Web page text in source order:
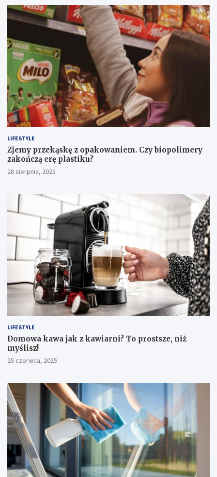
LIFESTYLE
Zjemy przekąskę z opakowaniem. Czy biopolimery
zakończą erę plastiku?
28 sierpnia, 2025
LIFESTYLE
​Domowa kawa jak z kawiarni? To prostsze, niż
myślisz!
25 czerwca, 2025